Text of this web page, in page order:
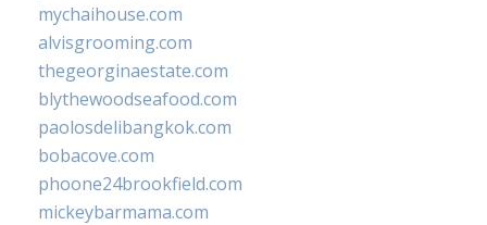
mychaihouse.com
alvisgrooming.com
thegeorginaestate.com
blythewoodseafood.com
paolosdelibangkok.com
bobacove.com
phoone24brookfield.com
mickeybarmama.com